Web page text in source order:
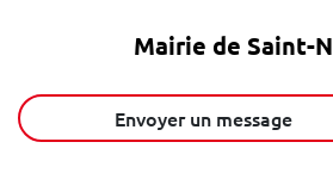
Mairie de Saint-
Envoyer un message